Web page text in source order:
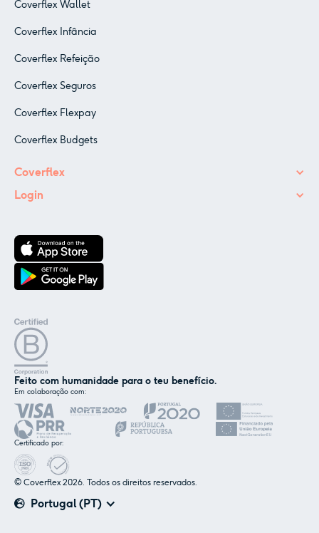
Coverflex Wallet
Coverflex Infância
Coverflex Refeição
Coverflex Seguros
Coverflex Flexpay
Coverflex Budgets
Coverflex
Login
Feito com humanidade para o teu benefício.
Em colaboração com:
Certificado por:
Portugal (PT)
© Coverflex 2026. Todos os direitos reservados.
Nós e os nossos parceiros usamos cookies ou
tecnologias semelhantes, conforme
mencionado na
Aceitar